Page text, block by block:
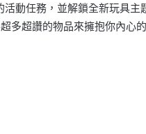
動任務，並解鎖全新玩具
多超讚的物品來擁抱你內心